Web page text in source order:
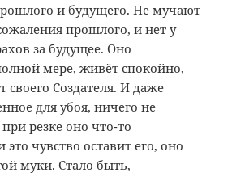
и будущего. Не мучают
прошлого, и нет у
за будущее. Оно
мере, живёт спокойно,
своего Создателя. И даже
для убоя, ничего не
резке оно что-то
это чувство оставит его, оно
муки. Стало быть,